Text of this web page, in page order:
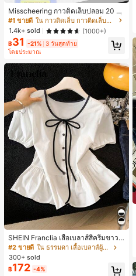
Misscheering กาวติดเล็บปลอม 20 กรั
ม แรงยึดสูง เจลสติกเกอร์เล็บนุ่ม แห้งเร็
ว เหมาะสำหรับผู้เริ่มต้นทำเล็บ ติดทนน
าน
#1 ขายดี
ใน กาวติดเล็บ กาวติดเล็บและสารยึดติด
1.4k+ sold
(1000+)
฿31 -21% 3 วันสุดท้าย
โดยประมาณ
SHEIN Franclia เสื้อเบลาส์สีครีมขาวนุ่
มนวล เอวรูด, แต่งขอบตัดกัน + โบว์ผูก,
แขนพอง จับคู่กับกระโปรงชายระบาย,
ลดอายุและดูดี, นุ่มและเก๋ไก๋สำหรับใส่ทุ
กวัน
#2 ขายดี
ใน ธรรมดา เสื้อเบลาส์ผู้หญิง
300+ sold
฿172 -4%